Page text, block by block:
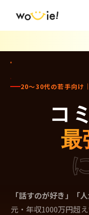
20〜30代の若手向け
コ
最
「話すのが好き」「人
元・年収1000万円超